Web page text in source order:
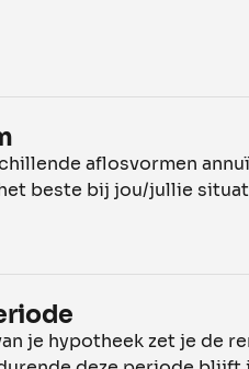
aflosvormen
beste bij jou/jullie
je hypotheek zet je de